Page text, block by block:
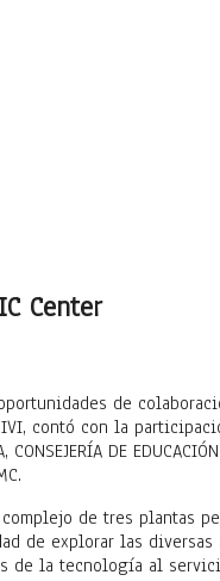
Center
de
contó con la
CONSEJERÍA DE
de tres plantas
de explorar las
la tecnología al